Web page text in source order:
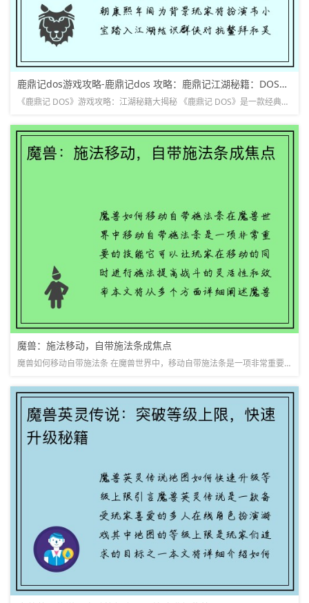
鹿鼎记dos游戏攻略-鹿鼎记dos 攻略：鹿鼎记江湖秘籍：DOS游戏详尽攻略
《鹿鼎记 DOS》游戏攻略：江湖秘籍大揭秘 《鹿鼎记 DOS》是一款经典的 DOS 游戏，改编自金庸的同名武侠小说。游戏以清朝康熙年间为背景，玩家将扮演韦小宝，踏入江湖，结识群侠，对抗鳌拜和吴三桂。本...
魔兽：施法移动，自带施法条成焦点
魔兽如何移动自带施法条 在魔兽世界中，移动自带施法条是一项非常重要的技能，它可以让玩家在移动的同时进行施法，提高战斗的灵活性和效率。本文将从多个方面详细阐述魔兽如何移动自带施法条的技巧和使用方法。 1...